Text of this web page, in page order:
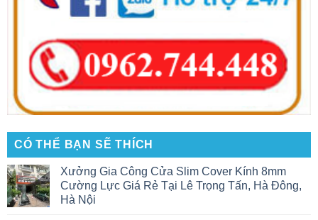
CÓ THỂ BẠN SẼ THÍCH
Xưởng Gia Công Cửa Slim Cover Kính 8mm
Cường Lực Giá Rẻ Tại Lê Trọng Tấn, Hà Đông,
Hà Nội